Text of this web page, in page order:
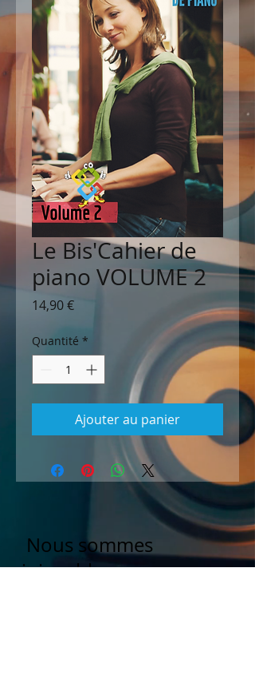
Le Bis'Cahier de
piano VOLUME 2
14,90 €Prix
Quantité *
Ajouter au panier
Nous sommes
joignables